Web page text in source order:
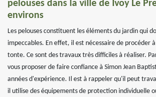
pelouses dans la ville de Ivoy Le
environs
Les pelouses constituent les éléments du jardin qui
impeccables. En effet, il est nécessaire de procéder
tonte. Ce sont des travaux très difficiles à réaliser.
vous proposer de faire confiance à Simon Jean
années d'expérience. Il est à rappeler qu'il peut
il utilise des équipements de protection individuelle